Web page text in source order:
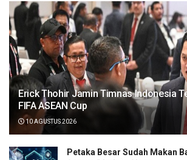
Erick Thohir Jamin Timnas Indonesia
FIFA ASEAN Cup
10 AGUSTUS 2026
Petaka Besar Sudah Makan